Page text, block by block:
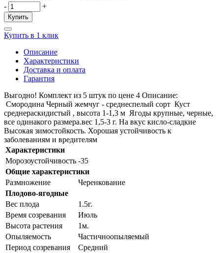
-
+
Купить
Купить в 1 клик
Описание
Характеристики
Доставка и оплата
Гарантия
Выгодно! Комплект из 5 штук по цене 4 Описание:
Смородина Черный жемчуг - среднеспелый сорт Куст
среднераскидистый , высота 1-1,3 м Ягоды крупные, черные,
все одинакого размера.вес 1,5-3 г. На вкус кисло-сладкие
Высокая зимостойкость. Хорошая устойчивость к
заболеваниям и вредителям
Характеристики
Морозоустойчивость -35
Общие характеристики
Размножение
Черенкование
Плодово-ягодные
Вес плода
1.5г.
Время созревания
Июль
Высота растения
1м.
Опыляемость
Частичноопыляемый
Период созревания
Средний